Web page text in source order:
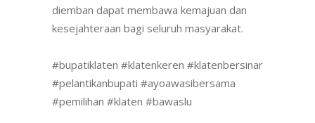
diemban dapat membawa kemajuan dan
kesejahteraan bagi seluruh masyarakat.
#bupatiklaten #klatenkeren #klatenbersinar
#pelantikanbupati #ayoawasibersama
#pemilihan #klaten #bawaslu